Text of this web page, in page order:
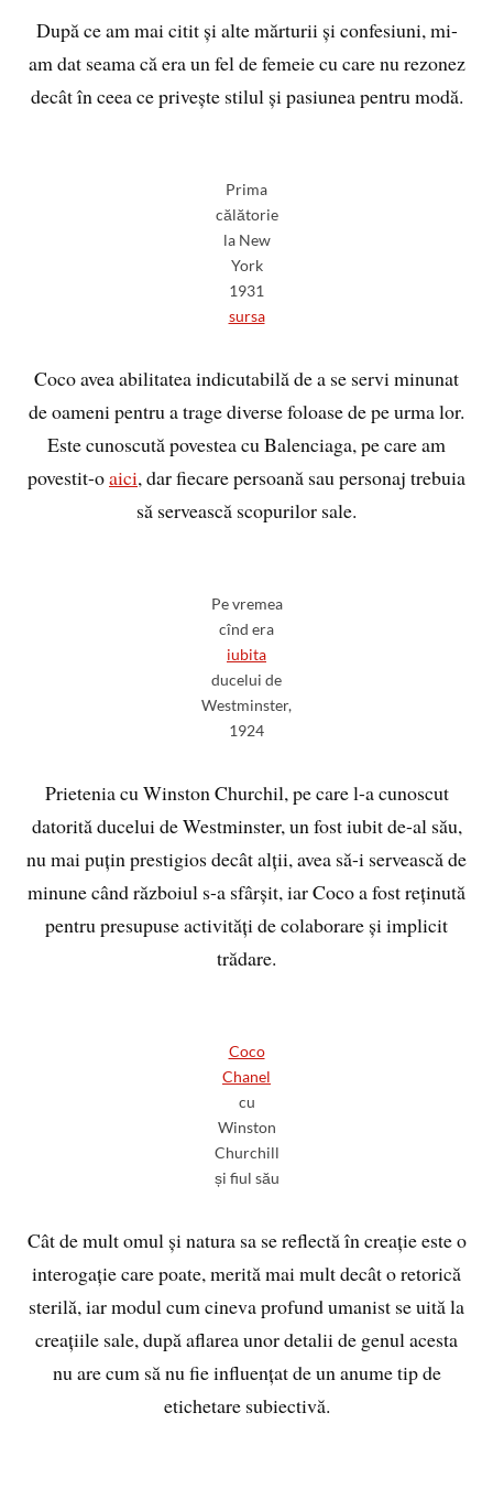
După ce am mai citit și alte mărturii și confesiuni, mi-
am dat seama că era un fel de femeie cu care nu rezonez
decât în ceea ce privește stilul și pasiunea pentru modă.
Prima
călătorie
la New
York
1931
sursa
Coco avea abilitatea indicutabilă de a se servi minunat
de oameni pentru a trage diverse foloase de pe urma lor.
Este cunoscută povestea cu Balenciaga, pe care am
povestit-oaici, dar fiecare persoană sau personaj trebuia
să servească scopurilor sale.
Pe vremea
cînd era
iubita
ducelui de
Westminster,
1924
Prietenia cu Winston Churchil, pe care l-a cunoscut
datorită ducelui de Westminster, un fost iubit de-al său,
nu mai puțin prestigios decât alții, avea să-i servească de
minune când războiul s-a sfârșit, iar Coco a fost reținută
pentru presupuse activități de colaborare și implicit
trădare.
Coco
Chanel
cu
Winston
Churchill
și fiul său
Cât de mult omul și natura sa se reflectă în creație este o
interogație care poate, merită mai mult decât o retorică
sterilă, iar modul cum cineva profund umanist se uită la
creațiile sale, după aflarea unor detalii de genul acesta
nu are cum să nu fie influențat de un anume tip de
etichetare subiectivă.